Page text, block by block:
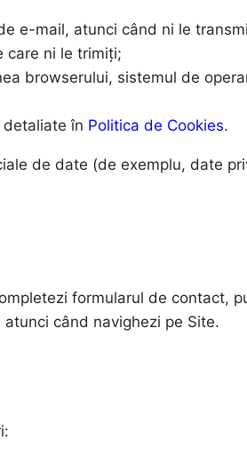
e-mail, atunci când ni le
care ni le trimiți;
browserului, sistemul de
detaliate în Politica de Cookies.
de date (de exemplu, date
formularul de contact,
când navighezi pe Site.